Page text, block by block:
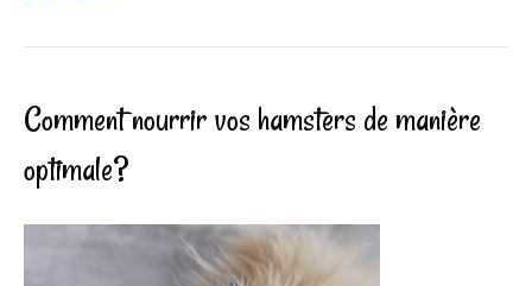
Comment nourrir vos hamsters de manière
optimale?